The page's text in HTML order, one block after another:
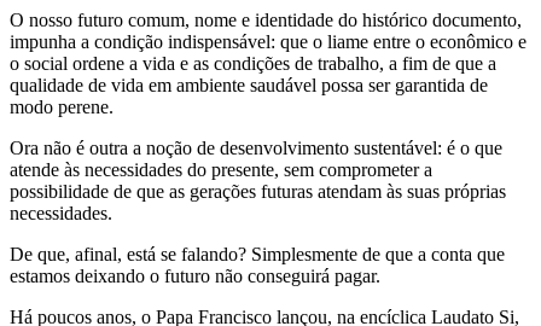
O nosso futuro comum, nome e identidade do histórico documento,
impunha a condição indispensável: que o liame entre o econômico e
o social ordene a vida e as condições de trabalho, a fim de que a
qualidade de vida em ambiente saudável possa ser garantida de
modo perene.
Ora não é outra a noção de desenvolvimento sustentável: é o que
atende às necessidades do presente, sem comprometer a
possibilidade de que as gerações futuras atendam às suas próprias
necessidades.
De que, afinal, está se falando? Simplesmente de que a conta que
estamos deixando o futuro não conseguirá pagar.
Há poucos anos, o Papa Francisco lançou, na encíclica Laudato Si,